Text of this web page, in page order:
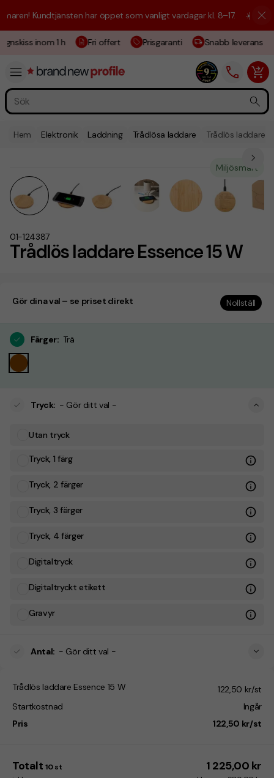
Kundtjänsten har öppet som vanligt vardagar kl. 8–17. ☀️ Vi är
inom 1 h Fri offert Prisgaranti Snabb leverans
Hem Elektronik Laddning Trådlösa laddare Trådlös laddare
Trådlös laddare Essence 15 W
01-124387
Miljösmart
Gör dina val – se priset direkt Nollställ
Färger: Trä
Tryck: - Gör ditt val -
Utan tryck
Tryck, 1 färg
Tryck, 2 färger
Tryck, 3 färger
Tryck, 4 färger
Digitaltryck
Digitaltryckt etikett
Gravyr
Antal: - Gör ditt val -
Trådlös laddare Essence 15 W
122,50 kr/st
Startkostnad
Ingår
Pris
122,50 kr/st
Totalt 10 st 1 225,00 kr